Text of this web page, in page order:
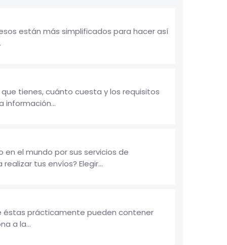
están más simplificados para hacer así
tienes, cuánto cuesta y los requisitos
información...
en el mundo por sus servicios de
tus envíos? Elegir...
éstas prácticamente pueden contener
a la...